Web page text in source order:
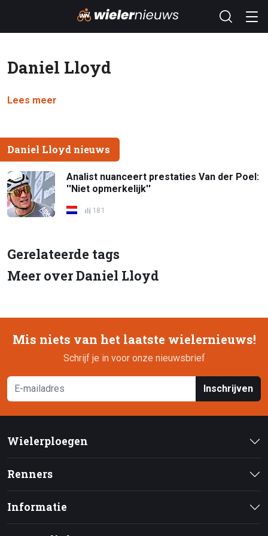
Daniel Lloyd
Lees meer
Daniel Lloyd nieuws
Analist nuanceert prestaties Van der Poel:
''Niet opmerkelijk''
181
Gerelateerde tags
Meer over Daniel Lloyd
Mis niets van het laatste wielernieuws!
Schrijf je in voor onze nieuwsbrief
Inschrijven
Wielerploegen
Renners
Informatie